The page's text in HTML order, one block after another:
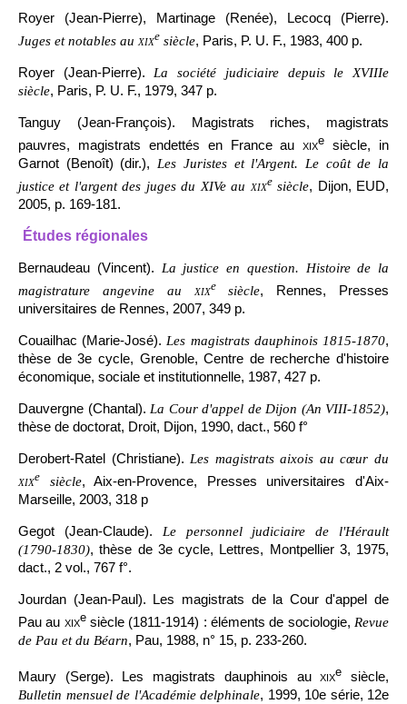
Royer (Jean-Pierre), Martinage (Renée), Lecocq (Pierre).
Juges et notables au xixe siècle, Paris, P. U. F., 1983, 400 p.
Royer (Jean-Pierre). La société judiciaire depuis le XVIIIe
siècle, Paris, P. U. F., 1979, 347 p.
Tanguy (Jean-François). Magistrats riches, magistrats
pauvres, magistrats endettés en France auxixe
siècle, in
Garnot (Benoît) (dir.), Les Juristes et l'Argent. Le coût de la
justice et l'argent des juges du XIVe au xixesiècle, Dijon, EUD,
2005, p. 169-181.
Études régionales
Bernaudeau (Vincent).
La justice en question. Histoire de la
magistrature angevine au xixesiècle, Rennes, Presses
universitaires de Rennes, 2007, 349 p.
Couailhac (Marie-José). Les magistrats dauphinois 1815-1870,
thèse de 3e cycle, Grenoble, Centre de recherche d'histoire
économique, sociale et institutionnelle, 1987, 427 p.
Dauvergne (Chantal). La Cour d'appel de Dijon (An VIII-1852),
thèse de doctorat, Droit, Dijon, 1990, dact., 560 f°
Derobert-Ratel (Christiane). Les magistrats aixois au cœur du
xixe siècle, Aix-en-Provence, Presses universitaires d'Aix-
Marseille, 2003, 318 p
Gegot (Jean-Claude).
Le personnel judiciaire de l'Hérault
(1790-1830), thèse de 3e cycle, Lettres, Montpellier 3, 1975,
dact., 2 vol., 767 f°.
Jourdan (Jean-Paul). Les magistrats de la Cour d'appel de
Pau au xixesiècle (1811-1914) : éléments de sociologie, Revue
de Pau et du Béarn, Pau, 1988, n° 15, p. 233-260.
Maury (Serge). Les magistrats dauphinois auxixe siècle,
Bulletin mensuel de l'Académie delphinale, 1999, 10e série, 12e